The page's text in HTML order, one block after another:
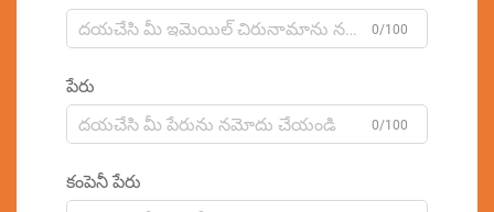
0/100
పేరు
0/100
కంపెనీ పేరు